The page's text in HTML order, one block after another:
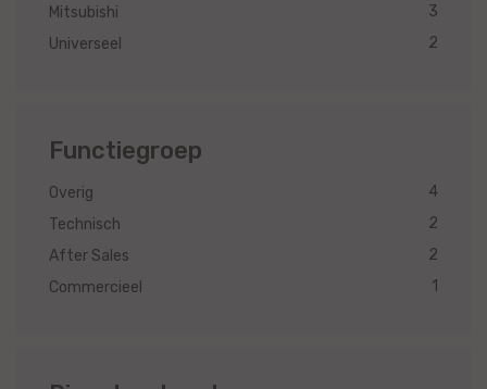
Mitsubishi
3
Universeel
2
Functiegroep
Overig
4
Technisch
2
After Sales
2
Commercieel
1